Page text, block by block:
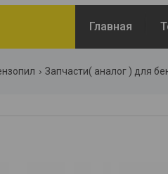
Главная
Запчасти( аналог ) для